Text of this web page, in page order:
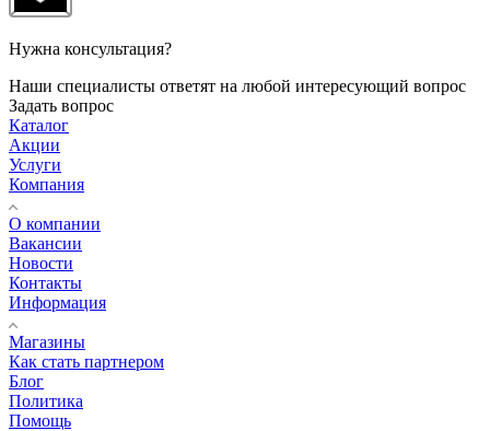
Нужна консультация?
Наши специалисты ответят на любой интересующий вопрос
Задать вопрос
Каталог
Акции
Услуги
Компания
О компании
Вакансии
Новости
Контакты
Информация
Магазины
Как стать партнером
Блог
Политика
Помощь